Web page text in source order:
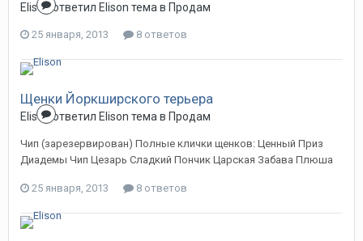
Elisonответил Elison тема в Продам
25 января, 2013 8 ответов
Щенки Йоркширского терьера
Elisonответил Elison тема в Продам
Чип (зарезервирован) Полные клички щенков: Ценный Приз
Диадемы Чип Цезарь Сладкий Пончик Царская Забава Плюша
25 января, 2013 8 ответов